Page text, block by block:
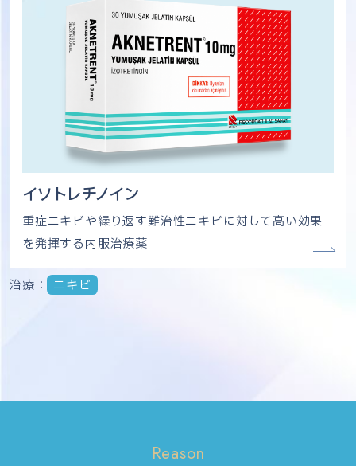
イソトレチノイン
重症ニキビや繰り返す難治性ニキビに対して高い効果
を発揮する内服治療薬
治療： ニキビ
Reason